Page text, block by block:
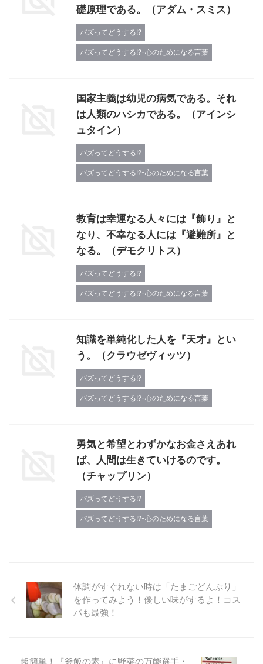
礎原理である。（アダム・スミス）
バズってどうする!?
バズってどうする!?-心のためになる言葉
国家主義は幼児の病気である。それ
は人類のハシカである。（アインシ
ュタイン）
バズってどうする!?
バズってどうする!?-心のためになる言葉
教育は幸運なる人々には『飾り』と
なり、不幸なる人には『避難所』と
なる。（デモクリトス）
バズってどうする!?
バズってどうする!?-心のためになる言葉
知識を単純化した人を『天才』とい
う。（クラウゼヴィッツ）
バズってどうする!?
バズってどうする!?-心のためになる言葉
勇気と希望とわずかなお金さえあれ
ば、人間は生きていけるのです。
（チャップリン）
バズってどうする!?
バズってどうする!?-心のためになる言葉
体調がすぐれない時は「たまごどんぶり」
を作ってみよう！優しい味がするよ！コス
パも最強！
超簡単！『釜飯の素』に野菜の万能選手・